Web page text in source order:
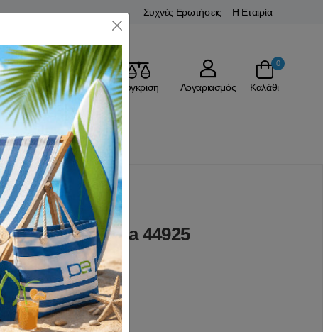
Συχνές Ερωτήσεις Η Εταιρία
Αγαπημένα Σύγκριση Λογαριασμός
0
Καλάθι
Δίχτυα Volley
με ξύλο Amila 44925
(0 Αξιολογήσεις)
Close